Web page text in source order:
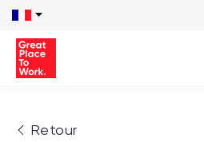
Retour